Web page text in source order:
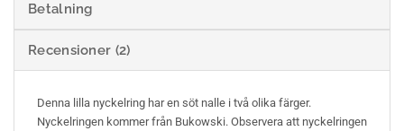
Betalning
Recensioner (2)
Denna lilla nyckelring har en söt nalle i två olika färger.
Nyckelringen kommer från Bukowski. Observera att nyckelringen